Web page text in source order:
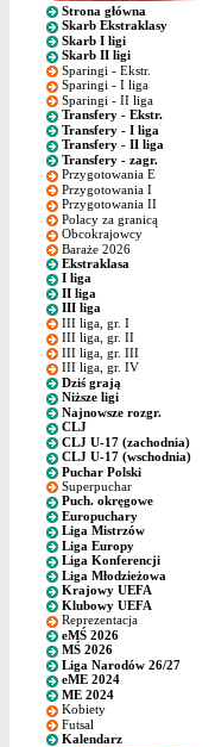
Strona główna
Skarb Ekstraklasy
Skarb I ligi
Skarb II ligi
Sparingi - Ekstr.
Sparingi - I liga
Sparingi - II liga
Transfery - Ekstr.
Transfery - I liga
Transfery - II liga
Transfery - zagr.
Przygotowania E
Przygotowania I
Przygotowania II
Polacy za granicą
Obcokrajowcy
Baraże 2026
Ekstraklasa
I liga
II liga
III liga
III liga, gr. I
III liga, gr. II
III liga, gr. III
III liga, gr. IV
Dziś grają
Niższe ligi
Najnowsze rozgr.
CLJ
CLJ U-17 (zachodnia)
CLJ U-17 (wschodnia)
Puchar Polski
Superpuchar
Puch. okręgowe
Europuchary
Liga Mistrzów
Liga Europy
Liga Konferencji
Liga Młodzieżowa
Krajowy UEFA
Klubowy UEFA
Reprezentacja
eMŚ 2026
MŚ 2026
Liga Narodów 26/27
eME 2024
ME 2024
Kobiety
Futsal
Kalendarz